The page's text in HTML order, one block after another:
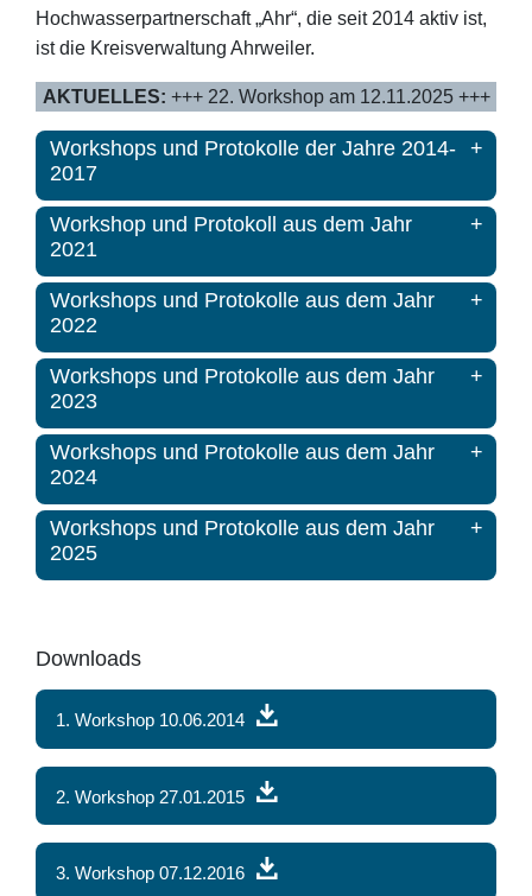
Hochwasserpartnerschaft „Ahr“, die seit 2014 aktiv ist,
ist die Kreisverwaltung Ahrweiler.
AKTUELLES: +++ 22. Workshop am 12.11.2025 +++
Workshops und Protokolle der Jahre 2014-
2017
Workshop und Protokoll aus dem Jahr
2021
Workshops und Protokolle aus dem Jahr
2022
Workshops und Protokolle aus dem Jahr
2023
Workshops und Protokolle aus dem Jahr
2024
Workshops und Protokolle aus dem Jahr
2025
Downloads
1. Workshop 10.06.2014
2. Workshop 27.01.2015
3. Workshop 07.12.2016